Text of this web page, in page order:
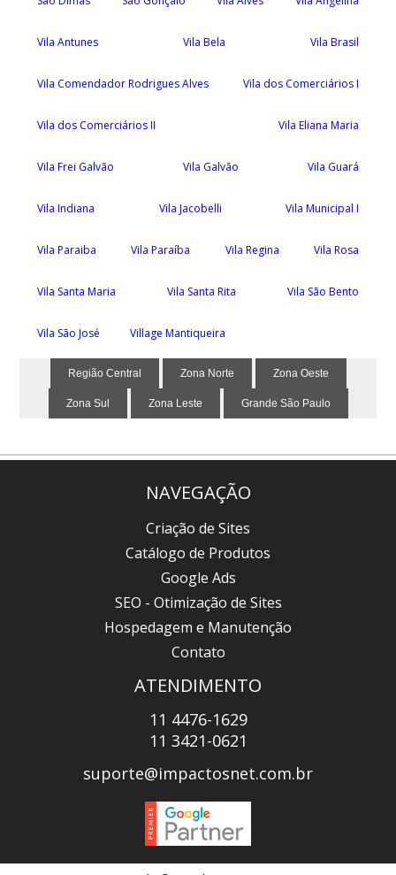
Vila Antunes Vila Bela Vila Brasil
Vila Comendador Rodrigues Alves Vila dos Comerciários I
Vila dos Comerciários II Vila Eliana Maria
Vila Frei Galvão Vila Galvão Vila Guará
Vila Indiana Vila Jacobelli Vila Municipal I
Vila Paraiba Vila Paraíba Vila Regina Vila Rosa
Vila Santa Maria Vila Santa Rita Vila São Bento
Vila São José Village Mantiqueira
Região Central Zona Norte Zona Oeste
Zona Sul Zona Leste Grande São Paulo
NAVEGAÇÃO
Criação de Sites
Catálogo de Produtos
Google Ads
SEO - Otimização de Sites
Hospedagem e Manutenção
Contato
ATENDIMENTO
11 4476-1629
11 3421-0621
suporte@impactosnet.com.br